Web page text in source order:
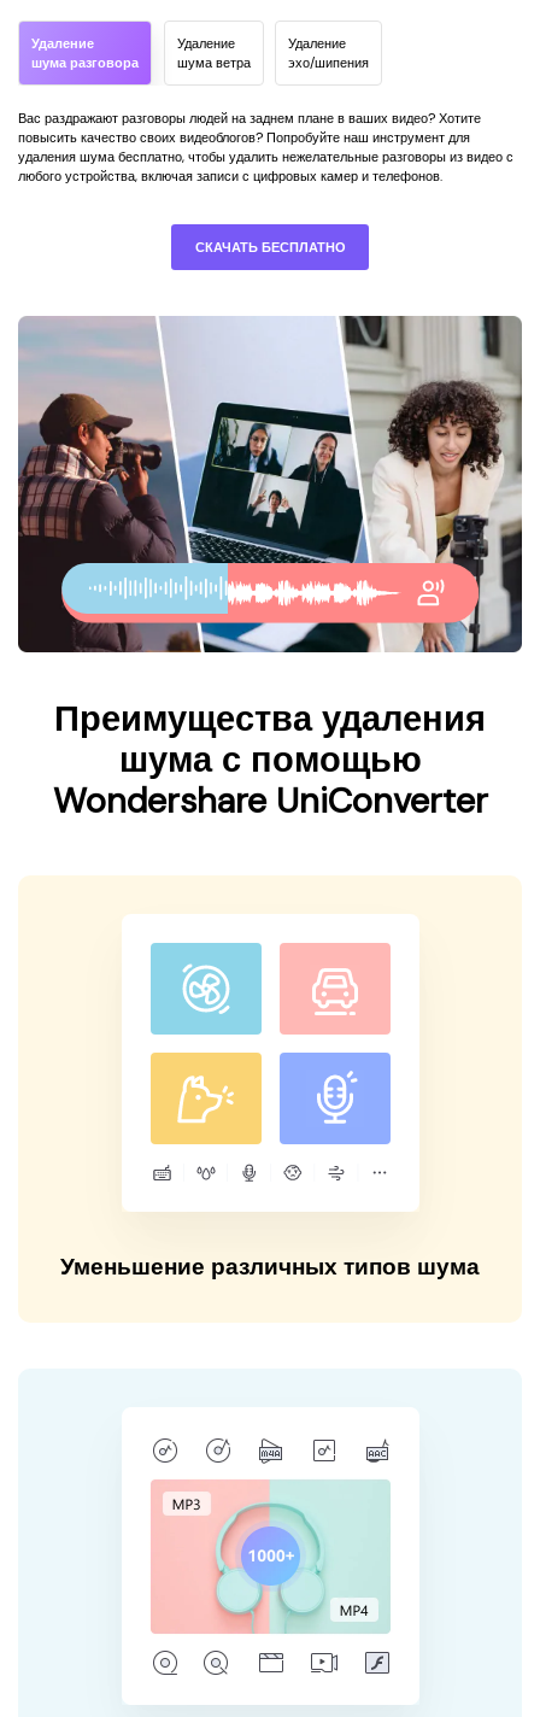
Удаление
шума разговора
Удаление
шума ветра
Удаление
эхо/шипения
Вас раздражают разговоры людей на заднем плане в ваших видео? Хотите
повысить качество своих видеоблогов? Попробуйте наш инструмент для
удаления шума бесплатно, чтобы удалить нежелательные разговоры из видео с
любого устройства, включая записи с цифровых камер и телефонов.
СКАЧАТЬ БЕСПЛАТНО
Преимущества удаления
шума с помощью
Wondershare UniConverter
Уменьшение различных типов шума
транспорт, статический шум, щелчки клавиатуры, вращение
вентилятора и т. д.).
СКАЧАТЬ БЕСПЛАТНО